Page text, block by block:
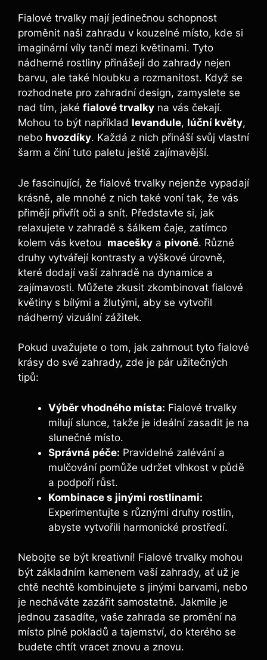
Fialové trvalky mají jedinečnou schopnost
proměnit naši zahradu v kouzelné místo, ⁤kde si
imaginární víly tančí mezi⁤ květinami. Tyto⁢
nádherné ⁢rostliny přinášejí do zahrady nejen
barvu, ale také hloubku a rozmanitost. Když se
rozhodnete pro zahradní design, zamyslete se
⁣nad ‌tím, jaké‍ fialové trvalky na vás čekají.
Mohou to být například levandule, lúční květy,
nebo hvozdíky. ⁤Každá z nich přináší svůj vlastní
šarm a činí tuto paletu ještě zajímavější.
Je fascinující, že fialové trvalky‌ nejenže vypadají‌
krásně, ale ​mnohé z nich také voní tak, že vás
přimějí přivřít oči a snít. Představte si, jak
relaxujete v⁢ zahradě s‌ šálkem čaje, zatímco
kolem vás kvetou ‌ macešky a pivoně. Různé
druhy ⁣vytvářejí kontrasty a výškové úrovně,
které dodají vaší zahradě na dynamice ​a
zajímavosti. Můžete zkusit zkombinovat fialové
květiny s bílými a žlutými, ‍aby se vytvořil
‍nádherný vizuální zážitek.
Pokud uvažujete o tom, jak zahrnout tyto fialové
krásy do své ‌zahrady, zde je pár užitečných
tipů:
Výběr vhodného ⁢místa: Fialové trvalky
milují slunce, takže je ideální zasadit je na
slunečné místo.
Správná péče: Pravidelné zalévání a
mulčování pomůže udržet‍ vlhkost v půdě
a podpoří růst.
Kombinace s jinými rostlinami:
Experimentujte s různými druhy rostlin,
abyste vytvořili harmonické prostředí.
Nebojte se být kreativní! Fialové trvalky mohou
být základním kamenem vaší zahrady, ať už je
chtě nechtě kombinujete⁤ s jinými barvami, nebo
je necháváte zazářit ‌samostatně. Jakmile je
jednou zasadíte, vaše zahrada se​ promění na
místo plné pokladů a tajemství, do ‍kterého se
budete ⁢chtít vracet znovu a ⁣znovu.